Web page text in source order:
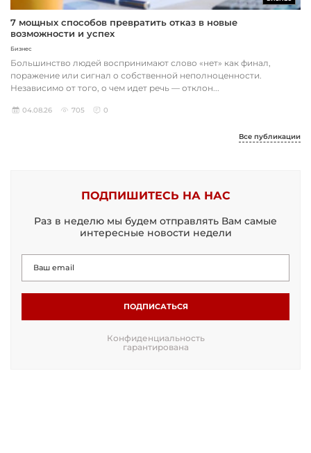
7 мощных способов превратить отказ в новые
возможности и успех
Бизнес
Большинство людей воспринимают слово «нет» как финал,
поражение или сигнал о собственной неполноценности.
Независимо от того, о чем идет речь — отклон...
04.08.26 705 0
Все публикации
ПОДПИШИТЕСЬ НА НАС
Раз в неделю мы будем отправлять Вам самые
интересные новости недели
ПОДПИСАТЬСЯ
Конфиденциальность
гарантирована